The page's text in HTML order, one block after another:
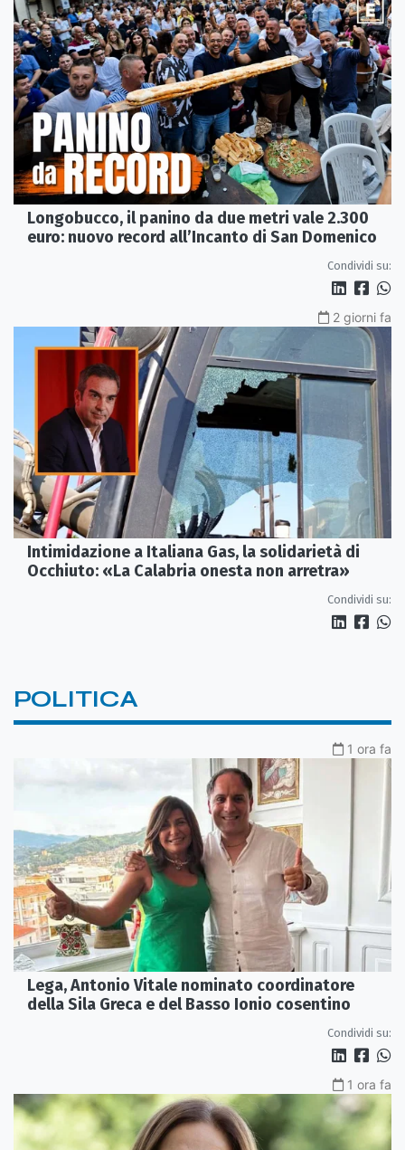
Longobucco, il panino da due metri vale 2.300
euro: nuovo record all’Incanto di San Domenico
Condividi su:
2 giorni fa
Intimidazione a Italiana Gas, la solidarietà di
Occhiuto: «La Calabria onesta non arretra»
Condividi su:
POLITICA
1 ora fa
Lega, Antonio Vitale nominato coordinatore
della Sila Greca e del Basso Ionio cosentino
Condividi su:
1 ora fa